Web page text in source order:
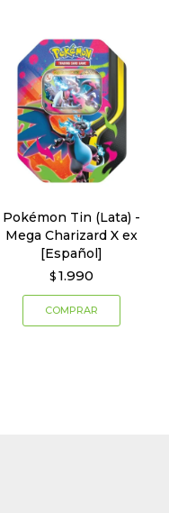
Pokémon Tin (Lata) -
Mega Charizard X ex
[Español]
$ 1.990